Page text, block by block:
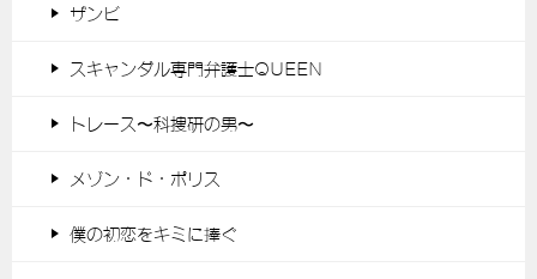
ザンビ
スキャンダル専門弁護士QUEEN
トレース〜科捜研の男〜
メゾン・ド・ポリス
僕の初恋をキミに捧ぐ